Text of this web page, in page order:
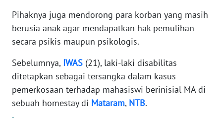
Pihaknya juga mendorong para korban yang masih
berusia anak agar mendapatkan hak pemulihan
secara psikis maupun psikologis.
Sebelumnya, IWAS (21), laki-laki disabilitas
ditetapkan sebagai tersangka dalam kasus
pemerkosaan terhadap mahasiswi berinisial MA di
sebuah homestay di Mataram, NTB.
WN
SUMUT
JAKARTA
WN